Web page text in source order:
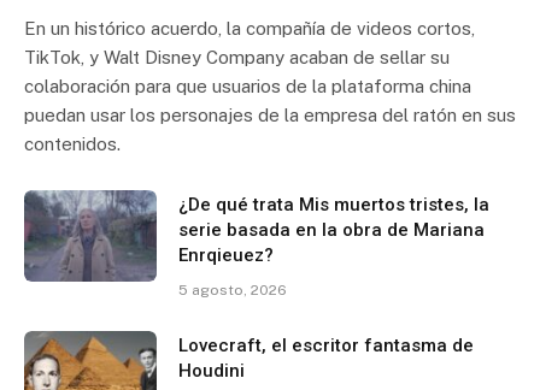
En un histórico acuerdo, la compañía de videos cortos,
TikTok, y Walt Disney Company acaban de sellar su
colaboración para que usuarios de la plataforma china
puedan usar los personajes de la empresa del ratón en sus
contenidos.
¿De qué trata Mis muertos tristes, la
serie basada en la obra de Mariana
Enrqieuez?
5 agosto, 2026
Lovecraft, el escritor fantasma de
Houdini